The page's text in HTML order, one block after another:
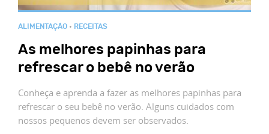
ALIMENTAÇÃO • RECEITAS
As melhores papinhas para
refrescar o bebê no verão
Conheça e aprenda a fazer as melhores papinhas para
refrescar o seu bebê no verão. Alguns cuidados com
nossos pequenos devem ser observados.